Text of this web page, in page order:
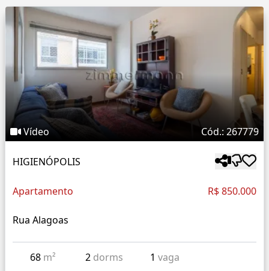
Vídeo Cód.: 267779
HIGIENÓPOLIS
Apartamento R$ 850.000
Rua Alagoas
68 m² 2 dorms 1vaga